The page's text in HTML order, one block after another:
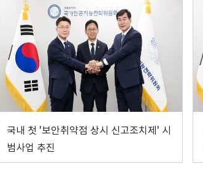
국내 첫 '보안취약점 상시 신고조치제' 시
범사업 추진